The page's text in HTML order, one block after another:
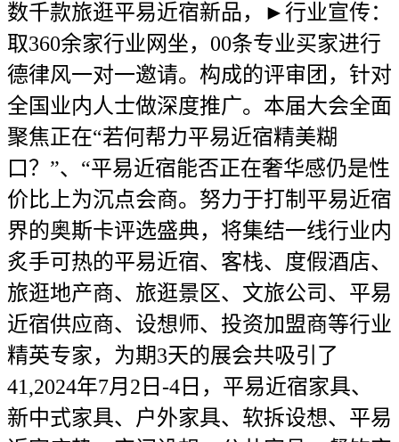
数千款旅逛平易近宿新品，►行业宣传：
取360余家行业网坐，00条专业买家进行
德律风一对一邀请。构成的评审团，针对
全国业内人士做深度推广。本届大会全面
聚焦正在“若何帮力平易近宿精美糊
口？”、“平易近宿能否正在奢华感仍是性
价比上为沉点会商。努力于打制平易近宿
界的奥斯卡评选盛典，将集结一线行业内
炙手可热的平易近宿、客栈、度假酒店、
旅逛地产商、旅逛景区、文旅公司、平易
近宿供应商、设想师、投资加盟商等行业
精英专家，为期3天的展会共吸引了
41,2024年7月2日-4日，平易近宿家具、
新中式家具、户外家具、软拆设想、平易